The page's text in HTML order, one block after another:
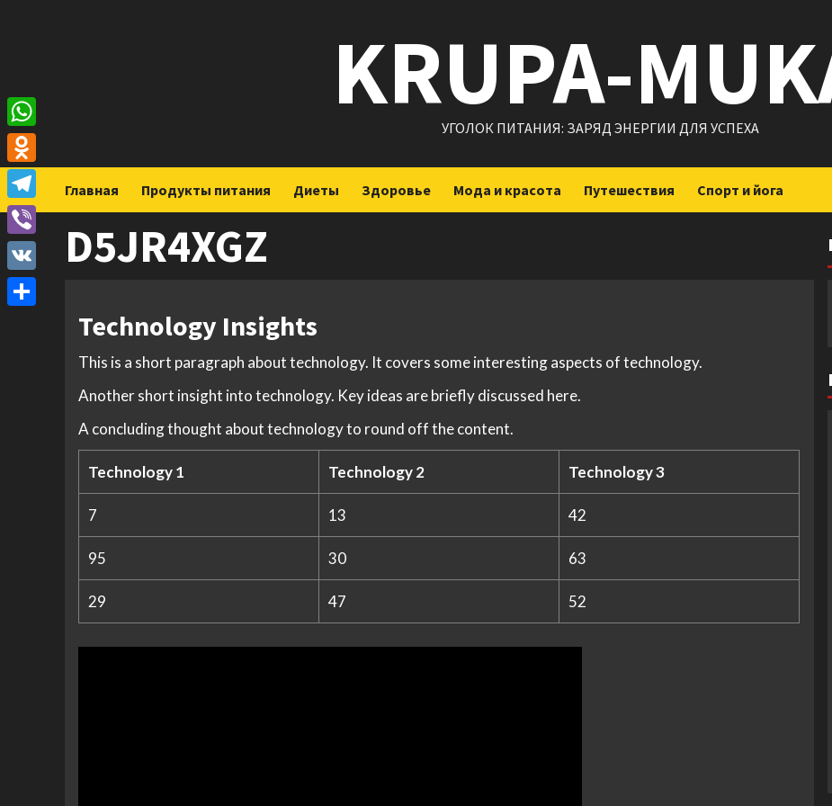
KRUPA-
УГОЛОК ПИТАНИЯ: ЗАРЯД ЭНЕРГИИ ДЛЯ УСПЕХА
Главная Продукты питания Диеты Здоровье Мода и красота Путешествия Спорт и йога
D5JR4XGZ
Technology Insights
This is a short paragraph about technology. It covers some interesting aspects of technology.
Another short insight into technology. Key ideas are briefly discussed here.
A concluding thought about technology to round off the content.
Technology 1 Technology 2 Technology 3
7 13 42
95 30 63
29 47 52
WhatsApp
Odnoklassniki
Telegram
Viber
VK
Отправить